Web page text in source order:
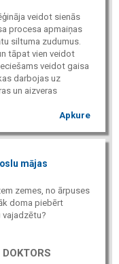
veidot sienās
procesa apmaiņas
siltuma zudumus.
tāpat vien veidot
veidot gaisa
darbojas uz
un aizveras
Apkure
mājas
zemes, no ārpuses
doma piebērt